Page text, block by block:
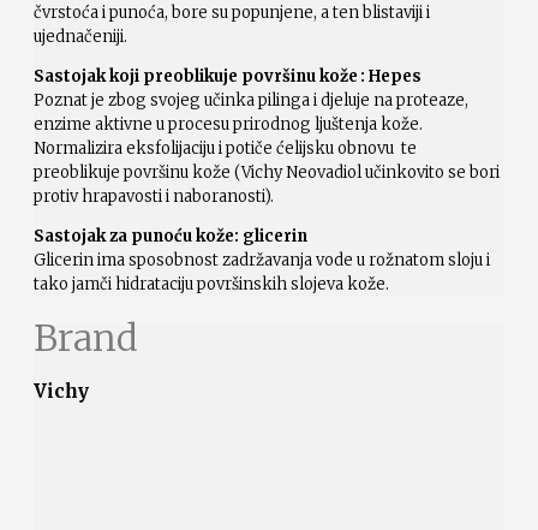
čvrstoća i punoća, bore su popunjene, a ten blistaviji i
ujednačeniji.
Sastojak koji preoblikuje površinu kože : Hepes
Poznat je zbog svojeg učinka pilinga i djeluje na proteaze,
enzime aktivne u procesu prirodnog ljuštenja kože.
Normalizira eksfolijaciju i potiče ćelijsku obnovu te
preoblikuje površinu kože (Vichy Neovadiol učinkovito se bori
protiv hrapavosti i naboranosti).
Sastojak za punoću kože: glicerin
Glicerin ima sposobnost zadržavanja vode u rožnatom sloju i
tako jamči hidrataciju površinskih slojeva kože.
Brand
Vichy